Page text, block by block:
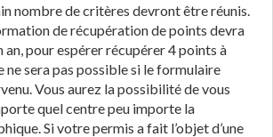
nombre de critères devront être réunis.
de récupération de points devra
an, pour espérer récupérer 4 points à
ne sera pas possible si le formulaire
Vous aurez la possibilité de vous
quel centre peu importe la
Si votre permis a fait l’objet d’une